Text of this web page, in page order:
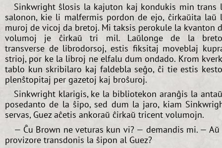
Sinkwright ŝlosis la kajuton kaj kondukis min trans
salonon, kie li malfermis pordon de ejo, ĉirkaŭita laŭ
muroj de vicoj da bretoj. Mi taksis perokule la kvanton
volumoj je ĉirkaŭ tri mil. Laŭlonge de la
transverse de librodorsoj, estis fiksitaj moveblaj
strioj, por ke la libroj ne elfalu dum ondado. Krom
tablo kun skribilaro kaj faldebla seĝo, ĉi tie estis
plenŝtopitaj per gazetoj kaj broŝuroj.
Sinkwright klarigis, ke la bibliotekon aranĝis la
posedanto de la ŝipo, sed dum la jaro, kiam
servas, Guez aĉetis ankoraŭ ĉirkaŭ tricent volumojn.
— Ĉu Brown ne veturas kun vi? — demandis mi. —
provizore transdonis la ŝipon al Guez?